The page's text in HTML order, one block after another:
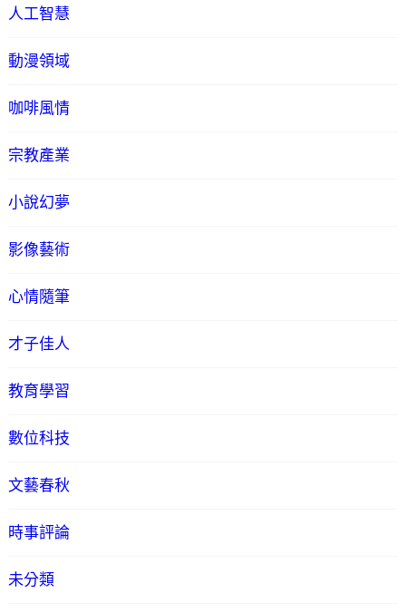
人工智慧
動漫領域
咖啡風情
宗教產業
小說幻夢
影像藝術
心情隨筆
才子佳人
教育學習
數位科技
文藝春秋
時事評論
未分類